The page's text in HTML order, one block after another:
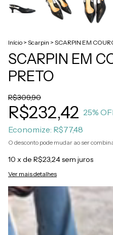
Início > Scarpin > SCARPIN EM
SCARPIN EM
PRETO
R$309,90
R$232,42 25%
Economize: R$77,48
O desconto pode mudar ao ser
10 x de R$23,24sem juros
Ver mais detalhes